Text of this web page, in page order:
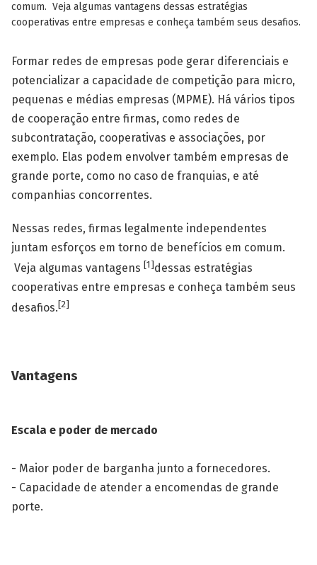
comum. Veja algumas vantagens dessas estratégias
cooperativas entre empresas e conheça também seus desafios.
Formar redes de empresas pode gerar diferenciais e
potencializar a capacidade de competição para micro,
pequenas e médias empresas (MPME). Há vários tipos
de cooperação entre firmas, como redes de
subcontratação, cooperativas e associações, por
exemplo. Elas podem envolver também empresas de
grande porte, como no caso de franquias, e até
companhias concorrentes.
Nessas redes, firmas legalmente independentes
juntam esforços em torno de benefícios em comum.
Veja algumas vantagens [1]dessas estratégias
cooperativas entre empresas e conheça também seus
desafios.[2]
Vantagens
Escala e poder de mercado
- Maior poder de barganha junto a fornecedores.
- Capacidade de atender a encomendas de grande
porte.